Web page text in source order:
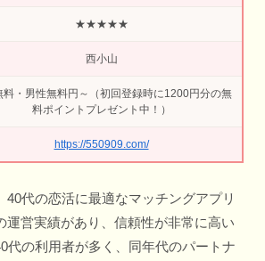
★★★★★
西小山
料・男性無料円～（初回登録時に1200円分の無
料ポイントプレゼント中！）
https://550909.com/
40代の恋活に最適なマッチングアプリ
運営実績があり、信頼性が非常に高い
代の利用者が多く、同年代のパートナ